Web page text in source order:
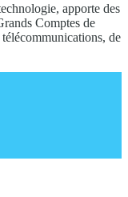
apporte des
Comptes de
de